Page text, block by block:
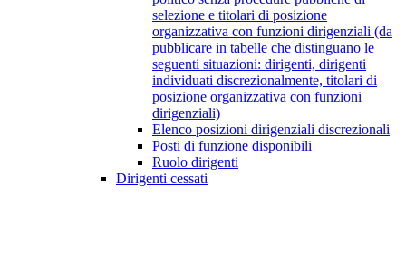
selezione e titolari di posizione
organizzativa con funzioni dirigenziali (da
pubblicare in tabelle che distinguano le
seguenti situazioni: dirigenti, dirigenti
individuati discrezionalmente, titolari di
posizione organizzativa con funzioni
dirigenziali)
Elenco posizioni dirigenziali discrezionali
Posti di funzione disponibili
Ruolo dirigenti
Dirigenti cessati